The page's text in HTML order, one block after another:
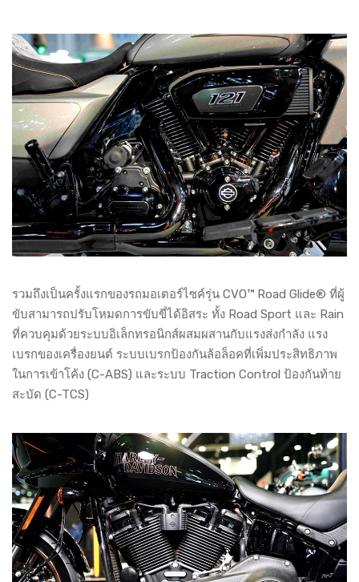
รวมถึงเป็นครั้งแรกของรถมอเตอร์ไซค์รุ่น CVO™ Road Glide® ที่ผู้
ขับสามารถปรับโหมดการขับขี่ได้อิสระ ทั้ง Road Sport และ Rain
ที่ควบคุมด้วยระบบอิเล็กทรอนิกส์ผสมผสานกับแรงส่งกำลัง แรง
เบรกของเครื่องยนต์ ระบบเบรกป้องกันล้อล็อคที่เพิ่มประสิทธิภาพ
ในการเข้าโค้ง (C-ABS) และระบบ Traction Control ป้องกันท้าย
สะบัด (C-TCS)